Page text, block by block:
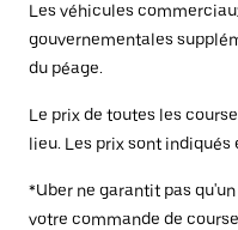
Les véhicules
gouvernementales
du péage.
Le prix de toutes les
lieu. Les prix sont
*Uber ne garantit pas
votre commande de